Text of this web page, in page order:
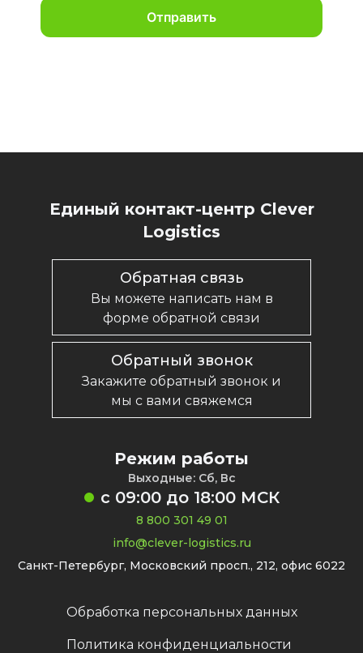
Отправить
Единый контакт-центр Clever
Logistics
Обратная связь
Вы можете написать нам в
форме обратной связи
Обратный звонок
Закажите обратный звонок и
мы с вами свяжемся
Режим работы
Выходные: Сб, Вс
с 09:00до 18:00 МСК
8 800 301 49 01
info@clever-logistics.ru
Санкт-Петербург, Московский просп., 212, офис 6022
Обработка персональных данных
Политика конфиденциальности